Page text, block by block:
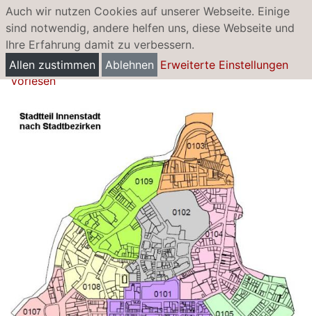
Auch wir nutzen Cookies auf unserer Webseite. Einige
sind notwendig, andere helfen uns, diese Webseite und
Ihre Erfahrung damit zu verbessern.
Allen zustimmen
Ablehnen Erweiterte Einstellungen
Innenstadt
Vorlesen